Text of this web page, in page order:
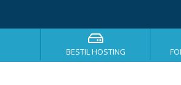
BESTIL HOSTING